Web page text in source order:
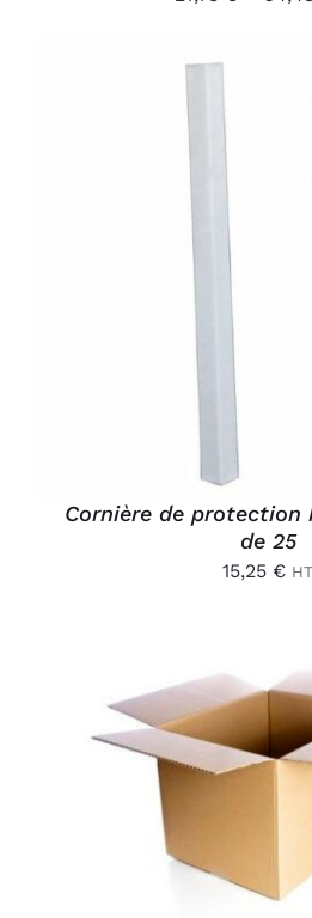
AJOUTER AU
Cornière de protection
de 25
15,25 € HT
AJOUTER AU